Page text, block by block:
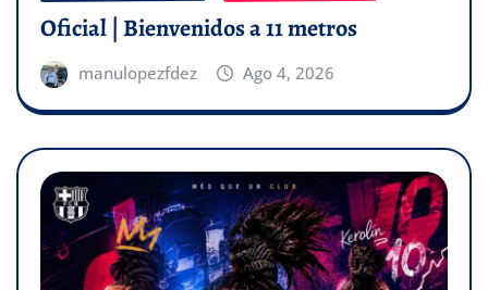
Oficial | Bienvenidos a 11 metros
manulopezfdez Ago 4, 2026